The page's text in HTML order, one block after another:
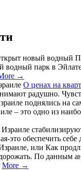
водный парк в
→
О ценах на
радушно.
– это одно из
это обеспечить
По данным
More →